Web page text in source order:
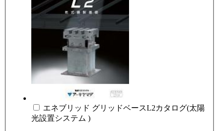
エネブリッド グリッドベースL2カタログ(太陽
光設置システム )